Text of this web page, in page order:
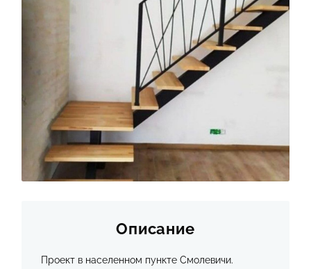
ЧАСТЫЕ ВОПРОСЫ
КОНТАКТЫ
Описание
Проект в населенном пункте Смолевичи.